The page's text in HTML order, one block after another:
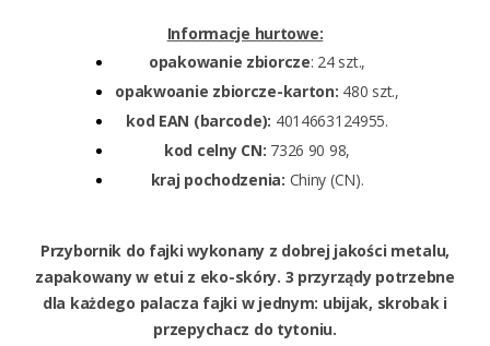
Informacje hurtowe:
opakowanie zbiorcze: 24 szt.,
opakwoanie zbiorcze-karton: 480 szt.,
kod EAN (barcode): 4014663124955.
kod celny CN: 7326 90 98,
kraj pochodzenia: Chiny (CN).
Przybornik do fajki wykonany z dobrej jakości metalu,
zapakowany w etui z eko-skóry. 3 przyrządy potrzebne
dla każdego palacza fajki w jednym: ubijak, skrobak i
przepychacz do tytoniu.